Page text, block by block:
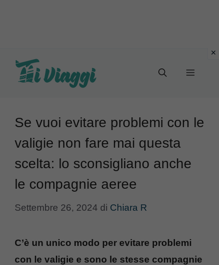
Menu
Se vuoi evitare problemi con le
valigie non fare mai questa
scelta: lo sconsigliano anche
le compagnie aeree
Settembre 26, 2024 di Chiara R
C’è un unico modo per evitare problemi
con le valigie e sono le stesse compagnie